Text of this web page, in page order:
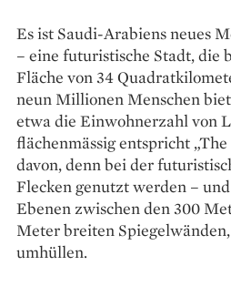
Es ist Saudi-Arabiens neues
– eine futuristische Stadt, die
Fläche von 34
neun Millionen Menschen
etwa die Einwohnerzahl von
flächenmässig entspricht
davon, denn bei der
Flecken genutzt werden –
Ebenen zwischen den 300
Meter breiten
umhüllen.